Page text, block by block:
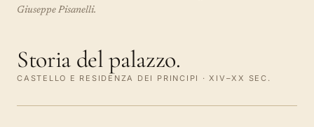
Giuseppe Pisanelli.
Storia del palazzo.
CASTELLO E RESIDENZA DEI PRINCIPI · XIV–XX SEC.